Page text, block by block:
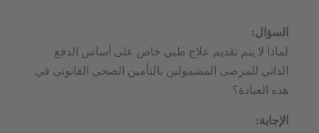
السؤال:
لماذا لا يتم تقديم علاج طبي خاص على أساس الدفع
الذاتي للمرضى المشمولين بالتأمين الصحي القانوني في
هذه العيادة؟
الإجابة: